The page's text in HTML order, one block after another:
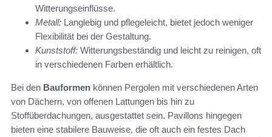
Witterungseinflüsse.
Metall: Langlebig und pflegeleicht, bietet jedoch weniger
Flexibilität bei der Gestaltung.
Kunststoff: Witterungsbeständig und leicht zu reinigen, oft
in verschiedenen Farben erhältlich.
Bei den Bauformen können Pergolen mit verschiedenen Arten
von Dächern, von offenen Lattungen bis hin zu
Stoffüberdachungen, ausgestattet sein. Pavillons hingegen
bieten eine stabilere Bauweise, die oft auch ein festes Dach